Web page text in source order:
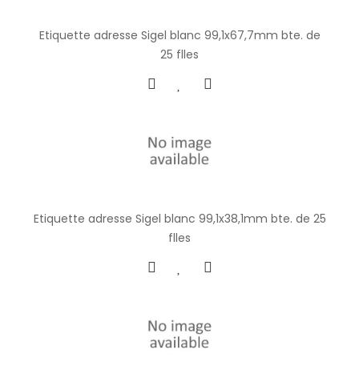
Etiquette adresse Sigel blanc 99,1x67,7mm bte. de
25 flles
Etiquette adresse Sigel blanc 99,1x38,1mm bte. de 25
flles